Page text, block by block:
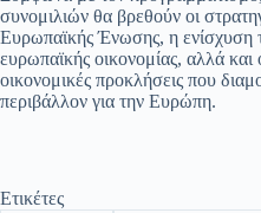
συνομιλιών θα βρεθούν οι
Ευρωπαϊκής Ένωσης, η ενίσχυση
ευρωπαϊκής οικονομίας, αλλά και
οικονομικές προκλήσεις που
περιβάλλον για την Ευρώπη.
Ετικέτες